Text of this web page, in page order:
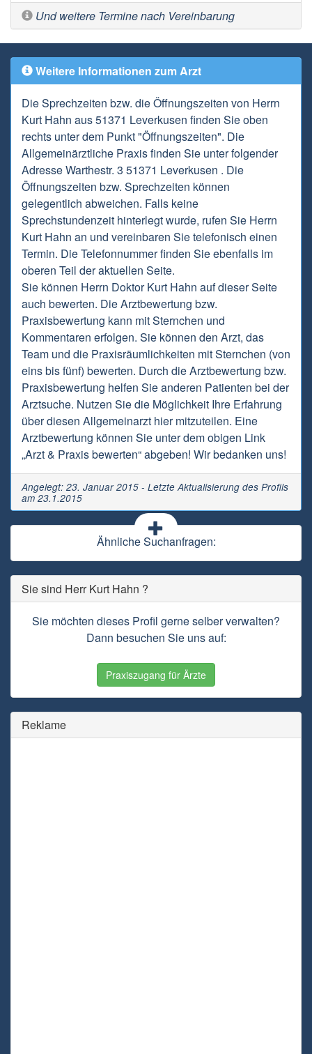
Und weitere Termine nach Vereinbarung
Weitere Informationen zum Arzt
Die Sprechzeiten bzw. die Öffnungszeiten von Herrn
Kurt Hahn aus 51371 Leverkusen finden Sie oben
rechts unter dem Punkt "Öffnungszeiten". Die
Allgemeinärztliche Praxis finden Sie unter folgender
Adresse Warthestr. 3 51371 Leverkusen . Die
Öffnungszeiten bzw. Sprechzeiten können
gelegentlich abweichen. Falls keine
Sprechstundenzeit hinterlegt wurde, rufen Sie Herrn
Kurt Hahn an und vereinbaren Sie telefonisch einen
Termin. Die Telefonnummer finden Sie ebenfalls im
oberen Teil der aktuellen Seite.
Sie können Herrn Doktor Kurt Hahn auf dieser Seite
auch bewerten. Die Arztbewertung bzw.
Praxisbewertung kann mit Sternchen und
Kommentaren erfolgen. Sie können den Arzt, das
Team und die Praxisräumlichkeiten mit Sternchen (von
eins bis fünf) bewerten. Durch die Arztbewertung bzw.
Praxisbewertung helfen Sie anderen Patienten bei der
Arztsuche. Nutzen Sie die Möglichkeit Ihre Erfahrung
über diesen Allgemeinarzt hier mitzuteilen. Eine
Arztbewertung können Sie unter dem obigen Link
„Arzt & Praxis bewerten“ abgeben! Wir bedanken uns!
Angelegt: 23. Januar 2015 - Letzte Aktualisierung des Profils
am 23.1.2015
Ähnliche Suchanfragen:
Sie sind Herr Kurt Hahn ?
Sie möchten dieses Profil gerne selber verwalten?
Dann besuchen Sie uns auf:
Praxiszugang für Ärzte
Reklame